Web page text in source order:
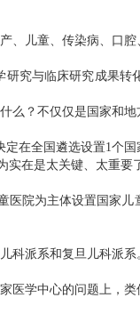
儿童、传染病、口
究与临床研究成果
？不仅仅是国家和
在全国遴选设置1个国
在是太关键、太重要
院为主体设置国家
派系和复旦儿科派
学中心的问题上，